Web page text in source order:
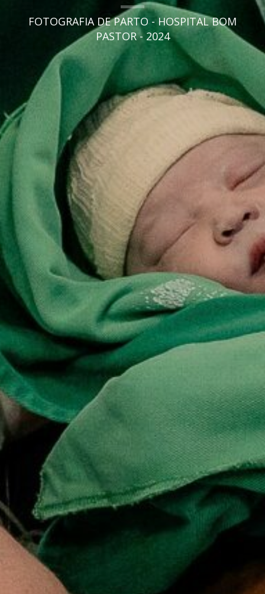
FOTOGRAFIA DE PARTO - HOSPITAL BOM
PASTOR - 2024